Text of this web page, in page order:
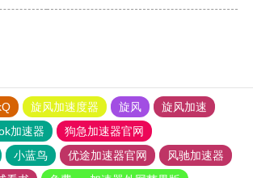
旋风加速度器 旋风
旋风加速
加速器
狗急加速器官网
小蓝鸟 优途加速器官网
风驰加速器